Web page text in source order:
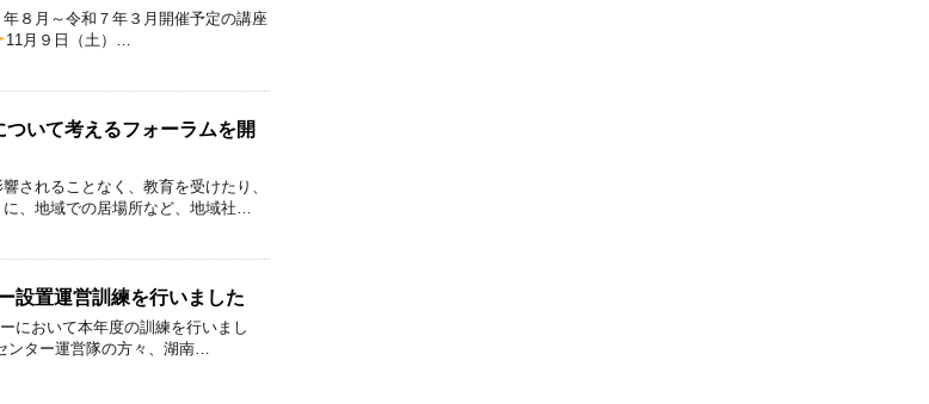
８月～令和７年３月開催予定の講座
11月９日（土）…
いて考えるフォーラムを開
されることなく、教育を受けたり、
、地域での居場所など、地域社…
設置運営訓練を行いました
において本年度の訓練を行いまし
ンター運営隊の方々、湖南…